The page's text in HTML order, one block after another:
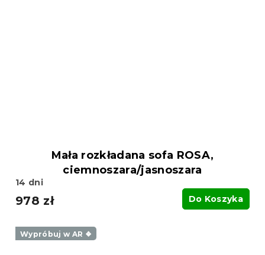
Mała rozkładana sofa ROSA,
ciemnoszara/jasnoszara
14 dni
978 zł Do Koszyka
Wypróbuj w AR ❖